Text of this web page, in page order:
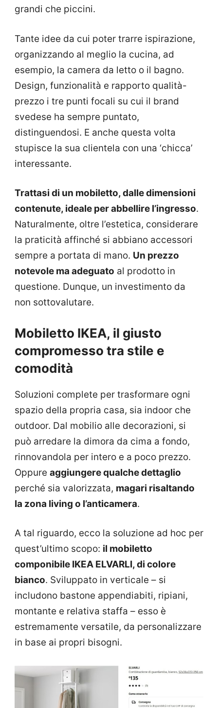
grandi che piccini.
Tante idee da cui poter trarre ispirazione,
organizzando al meglio la cucina, ad
esempio, la camera da letto o il bagno.
Design, funzionalità e rapporto qualità-
prezzo i tre punti focali su cui il brand
svedese ha sempre puntato,
distinguendosi. E anche questa volta
stupisce la sua clientela con una ‘chicca’
interessante.
Trattasi di un mobiletto, dalle dimensioni
contenute, ideale per abbellire l’ingresso.
Naturalmente, oltre l’estetica, considerare
la praticità affinché si abbiano accessori
sempre a portata di mano. Un prezzo
notevole ma adeguato al prodotto in
questione. Dunque, un investimento da
non sottovalutare.
Mobiletto IKEA, il giusto
compromesso tra stile e
comodità
Soluzioni complete per trasformare ogni
spazio della propria casa, sia indoor che
outdoor. Dal mobilio alle decorazioni, si
può arredare la dimora da cima a fondo,
rinnovandola per intero e a poco prezzo.
Oppure aggiungere qualche dettaglio
perché sia valorizzata, magari risaltando
la zona living o l’anticamera.
A tal riguardo, ecco la soluzione ad hoc per
quest’ultimo scopo: il mobiletto
componibile IKEA ELVARLI, di colore
bianco. Sviluppato in verticale – si
includono bastone appendiabiti, ripiani,
montante e relativa staffa – esso è
estremamente versatile, da personalizzare
in base ai propri bisogni.